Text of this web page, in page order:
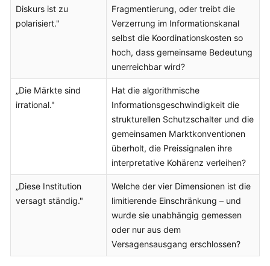
Diskurs ist zu
polarisiert."
Fragmentierung, oder treibt die
Verzerrung im Informationskanal
selbst die Koordinationskosten so
hoch, dass gemeinsame Bedeutung
unerreichbar wird?
„Die Märkte sind
irrational."
Hat die algorithmische
Informationsgeschwindigkeit die
strukturellen Schutzschalter und die
gemeinsamen Marktkonventionen
überholt, die Preissignalen ihre
interpretative Kohärenz verleihen?
„Diese Institution
versagt ständig."
Welche der vier Dimensionen ist die
limitierende Einschränkung – und
wurde sie unabhängig gemessen
oder nur aus dem
Versagensausgang erschlossen?